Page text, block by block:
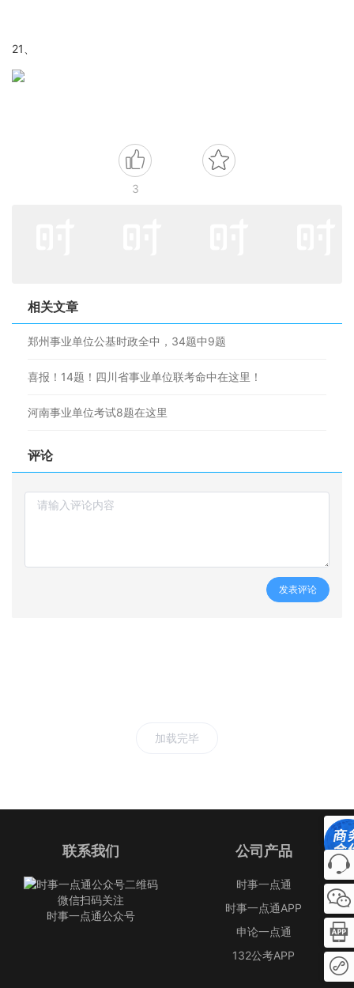
21、
3
相关文章
郑州事业单位公基时政全中，34题中9题
喜报！14题！四川省事业单位联考命中在这里！
河南事业单位考试8题在这里
评论
发表评论
加载完毕
联系我们
微信扫码关注
时事一点通公众号
公司产品
时事一点通
时事一点通APP
申论一点通
132公考APP